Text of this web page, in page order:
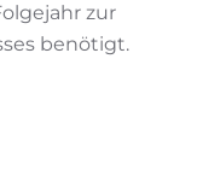
zur
benötigt.